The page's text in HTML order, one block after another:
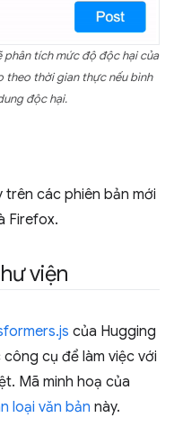
tích mức độ độc hại của
theo thời gian thực nếu bình
độc hại.
trên các phiên bản mới
Firefox.
viện
của Hugging
cụ để làm việc với
Mã minh hoạ của
loại văn bản này.